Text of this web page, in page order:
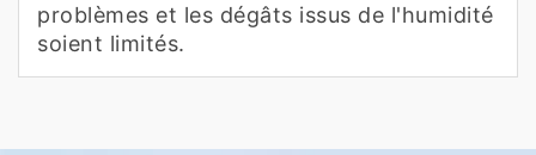
problèmes et les dégâts issus de l'humidité
soient limités.